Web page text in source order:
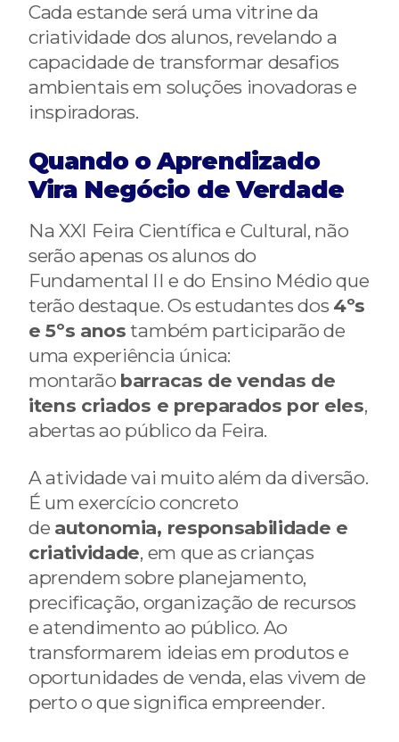
Cada estande será uma vitrine da
criatividade dos alunos, revelando a
capacidade de transformar desafios
ambientais em soluções inovadoras e
inspiradoras.
Quando o Aprendizado
Vira Negócio de Verdade
Na XXI Feira Científica e Cultural, não
serão apenas os alunos do
Fundamental II e do Ensino Médio que
terão destaque. Os estudantes dos 4ºs
e 5ºs anos também participarão de
uma experiência única:
montarão barracas de vendas de
itens criados e preparados por eles,
abertas ao público da Feira.
A atividade vai muito além da diversão.
É um exercício concreto
de autonomia, responsabilidade e
criatividade, em que as crianças
aprendem sobre planejamento,
precificação, organização de recursos
e atendimento ao público. Ao
transformarem ideias em produtos e
oportunidades de venda, elas vivem de
perto o que significa empreender.